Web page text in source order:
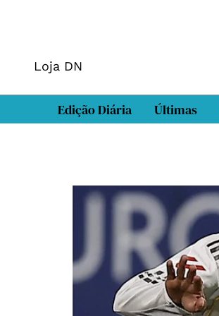
Loja DN
Edição Diária Últimas